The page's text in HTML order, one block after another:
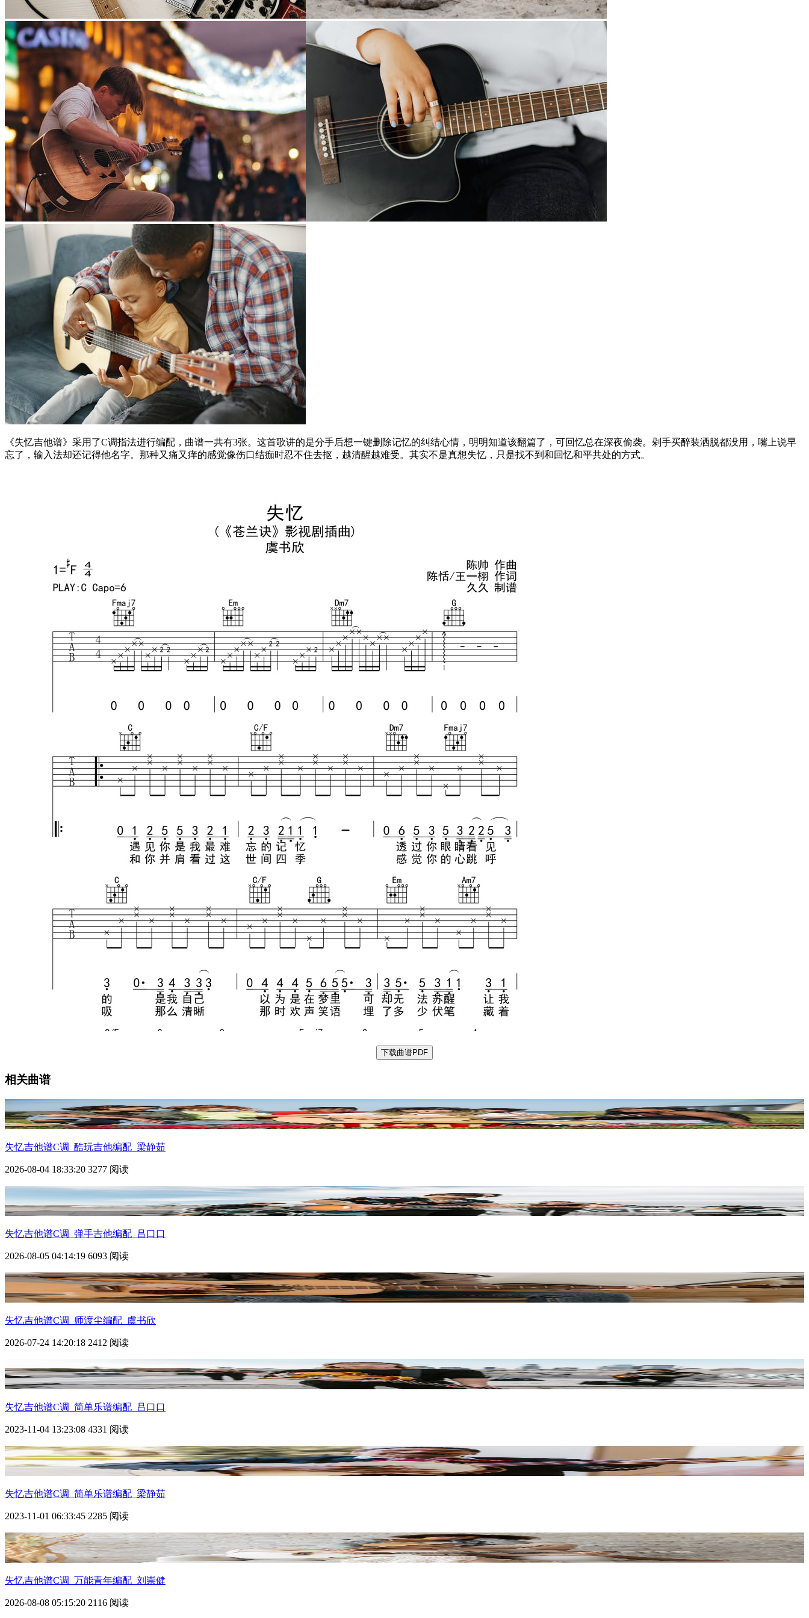
《失忆吉他谱》采用了C调指法进行编配，曲谱一共有3张。这首歌讲的是分手后想一键删除记忆的纠结心情，明明知道该翻篇了，可回忆总在深夜偷袭。剁手买醉装洒脱都没用，嘴上说早
忘了，输入法却还记得他名字。那种又痛又痒的感觉像伤口结痂时忍不住去抠，越清醒越难受。其实不是真想失忆，只是找不到和回忆和平共处的方式。
下载曲谱PDF
相关曲谱
失忆吉他谱C调_酷玩吉他编配_梁静茹
2026-08-04 18:33:20 3277 阅读
失忆吉他谱C调_弹手吉他编配_吕口口
2026-08-05 04:14:19 6093 阅读
失忆吉他谱C调_师渡尘编配_虞书欣
2026-07-24 14:20:18 2412 阅读
失忆吉他谱C调_简单乐谱编配_吕口口
2023-11-04 13:23:08 4331 阅读
失忆吉他谱C调_简单乐谱编配_梁静茹
2023-11-01 06:33:45 2285 阅读
失忆吉他谱C调_万能青年编配_刘崇健
2026-08-08 05:15:20 2116 阅读